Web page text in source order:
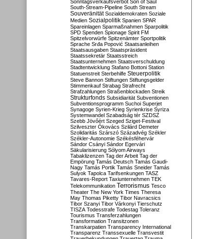
Sonntagsverkaufsverbot Son of Saul
South-Stream-Pipeline South Stream
Souveränität Sozialdemokraten Soziale
Medien Sozialpolitik Spanien SPAR
Spareinlagen Sparmaßnahmen Sparpolitik
SPD Spenden Spionage Spirit FM
Spitzelvorwürfe Spitzenämter Sportpolitik
Sprache Srđa Popović Staatsanleihen
Staatsausgaben Staatspräsident
Staatssekretär Staatsstreich
Staatsunternehmen Staatsverschuldung
Stadtentwicklung Stafano Bottoni Station
Statuenstreit Sterbehilfe Steuerpolitik
Steve Bannon Stiftungen Stiftungsgelder
Stimmenkauf Strabag Strafrecht
Strafzahlungen Straßenblockaden Streik
Strukturfonds Subsidiarität Subventionen
Subventionsprogramm Suchoi Superjet
Synagoge Syrien-Krieg Syrienkrise Syriza
Systemwandel Szabadság tér SZDSZ
Szebb Jövőért Szeged Sziget-Festival
Szilveszter Ókovács Szilárd Demeter
Szolidaritás Szárszó Századvég Székler
Székler-Autonomie Székésféhervár
Sándor Csányi Sándor Egervári
Säkularisierung Sólyom Airways
Tabaklizenzen Tag der Arbeit Tag der
Empörung Tamás Deutsch Tamás Gaudi-
Nagy Tamás Portik Tamás Sneider Tamás
Sulyok Tapolca Tarifsenkungen TASZ
Tavares-Report Taxiunternehmen TEK
Telekommunikation Terrorismus Tesco
Theater The New York Times Theresa
May Thomas Piketty Tibor Navracsics
Tibor Szanyi Tibor Várkonyi Tierschutz
TISZA Todesstrafe Todestag Toleranz
Tourismus Transferzahlungen
Transformation Transitzonen
Transkarpatien Transparency International
Transparenz Transsexuelle Transvestit